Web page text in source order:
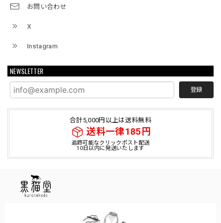
お問い合わせ
X
Instagram
NEWSLETTER
登録
合計5,000円以上は送料無料
送料一律185円
追跡可能なクリックポスト配送
10日以内に発送いたします